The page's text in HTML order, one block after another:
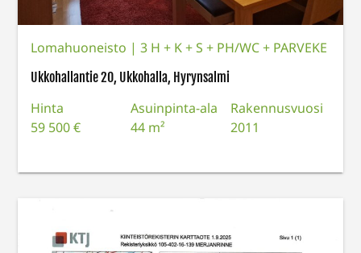
Lomahuoneisto |3 H + K + S + PH/WC + PARVEKE
Ukkohallantie 20, Ukkohalla, Hyrynsalmi
Hinta
59 500 €
Asuinpinta-ala
44 m²
Rakennusvuosi
2011